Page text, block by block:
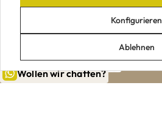
Wollen wir chatten?
UNSERE ZAHLUNGSARTEN
Ablehnen
Konfigurieren